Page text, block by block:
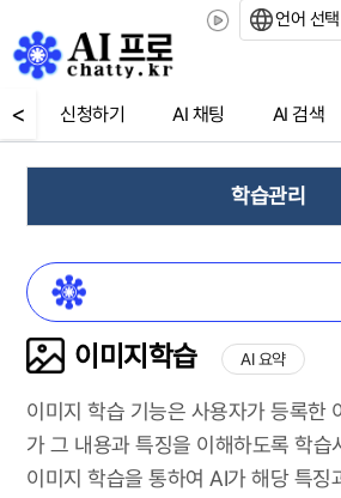
< 신청하기 AI 채팅 AI 검색
학습관리
이미지학습 AI 요약
이미지 학습 기능은 사용자가 등록한
가 그 내용과 특징을 이해하도록 학습
이미지 학습을 통하여 AI가 해당 특징
언어 선